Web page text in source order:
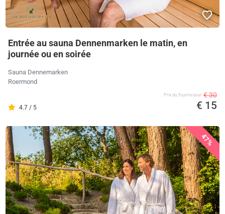
Entrée au sauna Dennenmarken le matin, en
journée ou en soirée
Sauna Dennemarken
Roermond
4.7 / 5
Prix ​​du fournisseur € 30
€ 15
47%